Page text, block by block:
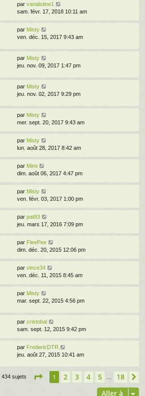
par vanalstine1
sam. févr. 17, 2018 10:11 am
par Misty
ven. déc. 15, 2017 9:43 am
par Misty
jeu. nov. 09, 2017 1:47 pm
par Misty
jeu. nov. 02, 2017 9:29 pm
par Misty
mer. sept. 20, 2017 9:43 am
par Misty
lun. août 28, 2017 8:42 am
par Mimi
dim. août 06, 2017 4:47 pm
par Misty
ven. févr. 03, 2017 1:00 pm
par pat83
jeu. mars 17, 2016 7:09 pm
par FleePee
dim. déc. 20, 2015 12:06 pm
par vince34
ven. déc. 11, 2015 8:45 am
par Misty
mar. sept. 22, 2015 4:56 pm
par cristobal
sam. sept. 12, 2015 9:42 pm
par FredericDTR
jeu. août 27, 2015 10:41 am
434 sujets Page 1sur 18
1 2 3 4 5 18
Aller à